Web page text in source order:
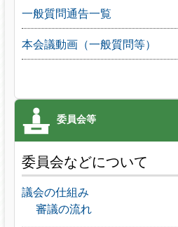
一般質問通告一覧
本会議動画（一般質問等）
委員会などについて
議会の仕組み
審議の流れ